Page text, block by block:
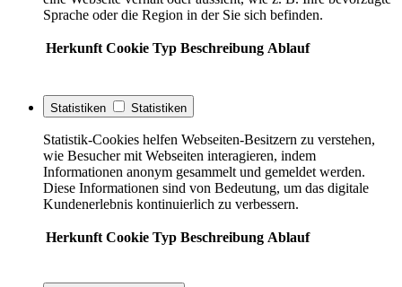
Sprache oder die Region in der Sie sich befinden.
Herkunft Cookie Typ Beschreibung Ablauf
Statistiken Statistiken
Statistik-Cookies helfen Webseiten-Besitzern zu verstehen,
wie Besucher mit Webseiten interagieren, indem
Informationen anonym gesammelt und gemeldet werden.
Diese Informationen sind von Bedeutung, um das digitale
Kundenerlebnis kontinuierlich zu verbessern.
Herkunft Cookie Typ Beschreibung Ablauf